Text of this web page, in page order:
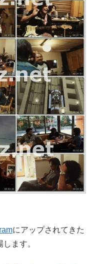
にアップされてきた
ます。